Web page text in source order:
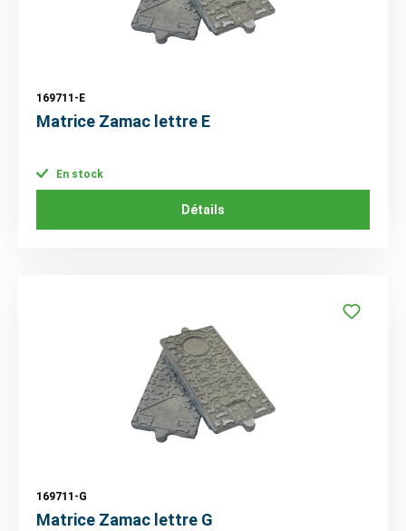
169711-E
Matrice Zamac lettre E
En stock
Détails
169711-G
Matrice Zamac lettre G